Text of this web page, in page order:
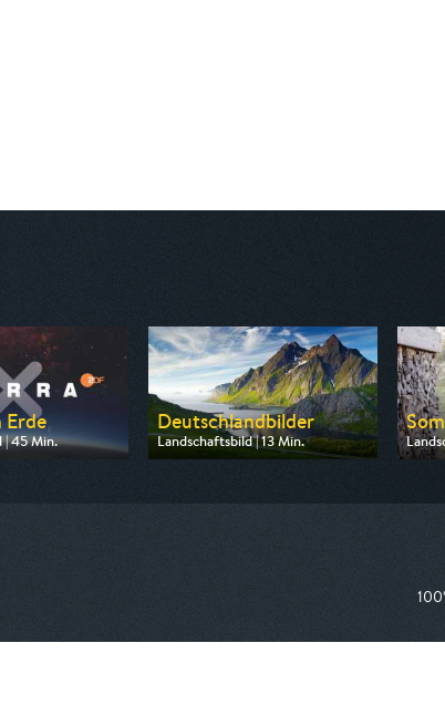
Erde
| 45 Min.
ZDF neo
Deutschlandbilder
Landschaftsbild | 13 Min.
Ausgestrahlt von ARD